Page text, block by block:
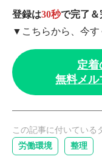
登録は30秒で完了＆
▼こちらから、今す
定
無料メル
この記事に付いている
労働環境
整理